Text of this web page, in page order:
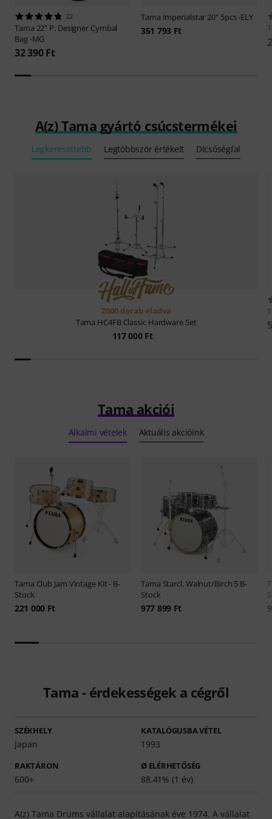
22
Tama 22" P. Designer Cymbal
Bag -MG
32 390 Ft
Tama Imperialstar 20" 5pcs -ELY
351 793 Ft
A(z) Tama gyártó csúcstermékei
Legkeresettebb Legtöbbször értékelt Dicsőségfal
2000 darab eladva
Tama HC4FB Classic Hardware Set
117 000 Ft
Tama akciói
Alkalmi vételek Aktuális akcióink
Tama Club Jam Vintage Kit - B-
Stock
221 000 Ft
Tama Starcl. Walnut/Birch 5 B-
Stock
977 899 Ft
Tama - érdekességek a cégről
SZÉKHELY
Japan
KATALÓGUSBA VÉTEL
1993
RAKTÁRON
600+
Ø ELÉRHETŐSÉG
88.41% (1 év)
A(z) Tama Drums vállalat alapításának éve 1974. A vállalat